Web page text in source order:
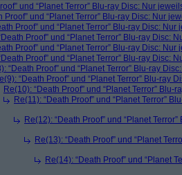
und “Planet Terror” Blu-ray Disc: Nur
Proof” und “Planet Terror” Blu-ray Disc: Nur
Proof” und “Planet Terror” Blu-ray Disc:
Proof” und “Planet Terror” Blu-ray Disc:
Proof” und “Planet Terror” Blu-ray Disc:
Proof” und “Planet Terror” Blu-ray Disc:
“Death Proof” und “Planet Terror” Blu-ray
“Death Proof” und “Planet Terror” Blu-ray
Re(10): “Death Proof” und “Planet Terror”
Re(11): “Death Proof” und “Planet Terror”
Re(12): “Death Proof” und “Planet
Re(13): “Death Proof” und “Planet
Re(14): “Death Proof” und “Planet